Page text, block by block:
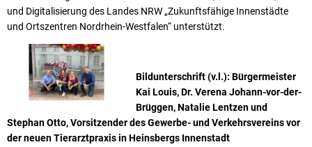
und Digitalisierung des Landes NRW „Zukunftsfähige Innenstädte
und Ortszentren Nordrhein-Westfalen“ unterstützt.
Bildunterschrift (v.l.): Bürgermeister
Kai Louis, Dr. Verena Johann-vor-der-
Brüggen, Natalie Lentzen und
Stephan Otto, Vorsitzender des Gewerbe- und Verkehrsvereins vor
der neuen Tierarztpraxis in Heinsbergs Innenstadt